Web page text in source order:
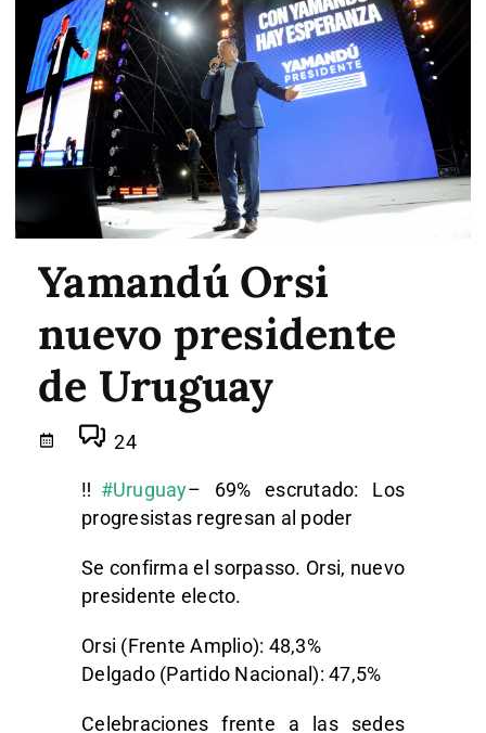
Yamandú Orsi
nuevo presidente
de Uruguay
24
‼️ #Uruguay– 69% escrutado: Los
progresistas regresan al poder
Se confirma el sorpasso. Orsi, nuevo
presidente electo.
Orsi (Frente Amplio): 48,3%
Delgado (Partido Nacional): 47,5%
Celebraciones frente a las sedes